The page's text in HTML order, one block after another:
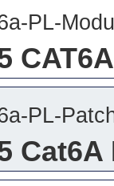
PL-
PL-
Cat6A